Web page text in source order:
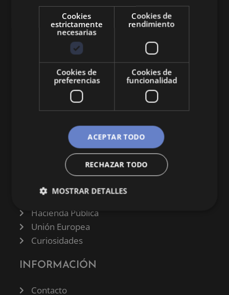
Queremos mantenerte al día en temas de
economía, finanzas, negocios, derecho, historia
y curiosidades sobre todo lo relacionado con la
economía y empresa.
CATEGORÍAS
Negocios
Derecho
Historia
Hacienda Pública
Unión Europea
Curiosidades
INFORMACIÓN
Contacto
Cookies
estrictamente
necesarias
Cookies de
rendimiento
Cookies de
preferencias
Cookies de
funcionalidad
ACEPTAR TODO
RECHAZAR TODO
MOSTRAR DETALLES